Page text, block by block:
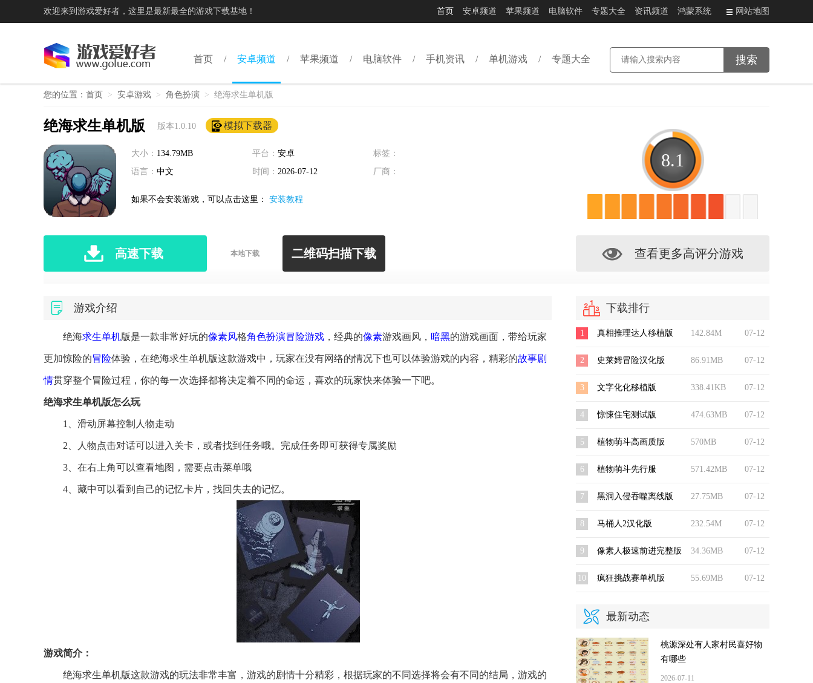
欢迎来到游戏爱好者，这里是最新最全的游戏下载基地！ 首页 安卓频道 苹果频道 电脑软件 专题大全 资讯频道 鸿蒙系统 网站地图
首页 安卓频道 苹果频道 电脑软件 手机资讯 单机游戏 专题大全
您的位置： 首页 > 安卓游戏 > 角色扮演 > 绝海求生单机版
绝海求生单机版 版本1.0.10 模拟下载器
大小： 134.79MB 平台： 安卓
标签：
语言： 中文 时间： 2026-07-12 厂商：
如果不会安装游戏，可以点击这里： 安装教程
高速下载 本地下载 二维码扫描下载
8.1
查看更多高评分游戏
游戏介绍
绝海求生单机版是一款非常好玩的像素风格角色扮演冒险游戏 ，经典的像素游戏画风， 暗黑的游戏画面，带给玩家
更加惊险的冒险体验，在绝海求生单机版这款游戏中，玩家在没有网络的情况下也可以体验游戏的内容，精彩的故事剧
情贯穿整个冒险过程，你的每一次选择都将决定着不同的命运，喜欢的玩家快来体验一下吧。
绝海求生单机版怎么玩
1、滑动屏幕控制人物走动
2、人物点击对话可以进入关卡，或者找到任务哦。完成任务即可获得专属奖励
3、在右上角可以查看地图，需要点击菜单哦
4、藏中可以看到自己的记忆卡片，找回失去的记忆。
游戏简介：
绝海求生单机版这款游戏的玩法非常丰富，游戏的剧情十分精彩，根据玩家的不同选择将会有不同的结局，游戏的
下载排行
07-12
142.84M
1 真相推理达人移植版
07-12
86.91MB
2 史莱姆冒险汉化版
07-12
338.41KB
3 文字化化移植版
07-12
474.63MB
4 惊悚住宅测试版
07-12
570MB
5 植物萌斗高画质版
07-12
571.42MB
6 植物萌斗先行服
07-12
27.75MB
7 黑洞入侵吞噬离线版
07-12
232.54M
8 马桶人2汉化版
07-12
34.36MB
9 像素人极速前进完整版
07-12
55.69MB
10 疯狂挑战赛单机版
最新动态
桃源深处有人家村民喜好物
有哪些
2026-07-11